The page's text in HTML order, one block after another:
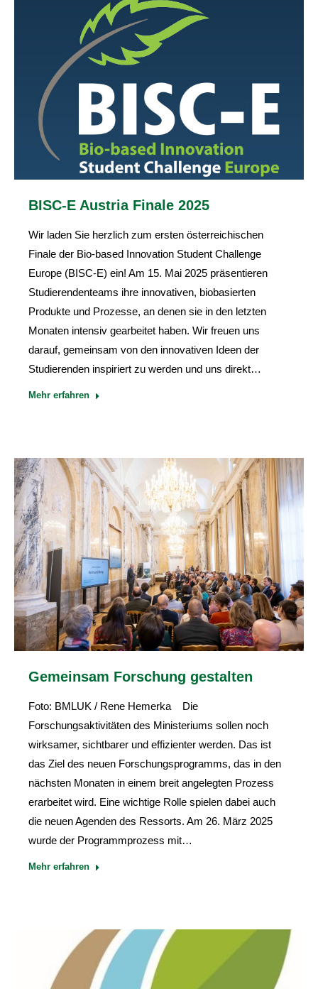
BISC-E Austria Finale 2025
Wir laden Sie herzlich zum ersten österreichischen
Finale der Bio-based Innovation Student Challenge
Europe (BISC-E) ein! Am 15. Mai 2025 präsentieren
Studierendenteams ihre innovativen, biobasierten
Produkte und Prozesse, an denen sie in den letzten
Monaten intensiv gearbeitet haben. Wir freuen uns
darauf, gemeinsam von den innovativen Ideen der
Studierenden inspiriert zu werden und uns direkt…
Mehr erfahren
Gemeinsam Forschung gestalten
Foto: BMLUK / Rene Hemerka Die
Forschungsaktivitäten des Ministeriums sollen noch
wirksamer, sichtbarer und effizienter werden. Das ist
das Ziel des neuen Forschungsprogramms, das in den
nächsten Monaten in einem breit angelegten Prozess
erarbeitet wird. Eine wichtige Rolle spielen dabei auch
die neuen Agenden des Ressorts. Am 26. März 2025
wurde der Programmprozess mit…
Mehr erfahren